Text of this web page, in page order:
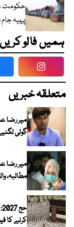
حکومت
پہیہ
ہمیں فالو کریں
متعلقہ خبریں
میر رضا
گولی
میر رضا
مطالبہ،
کرنے کا